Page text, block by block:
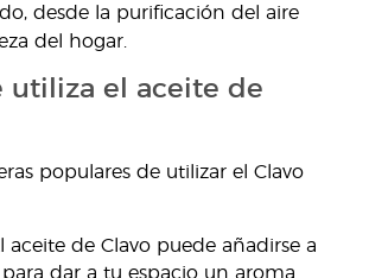
desde la purificación del aire
del hogar.
utiliza el aceite de
populares de utilizar el Clavo
aceite de Clavo puede añadirse a
dar a tu espacio un aroma